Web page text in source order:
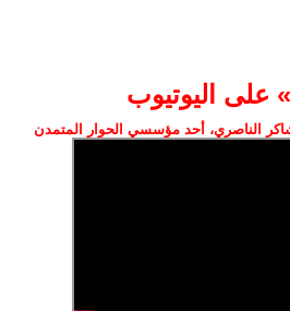
على اليوتيوب
الناصري، أحد مؤسسي الحوار المتمدن